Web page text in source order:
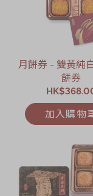
月餅券 - 雙黃純
餅券
加入購物